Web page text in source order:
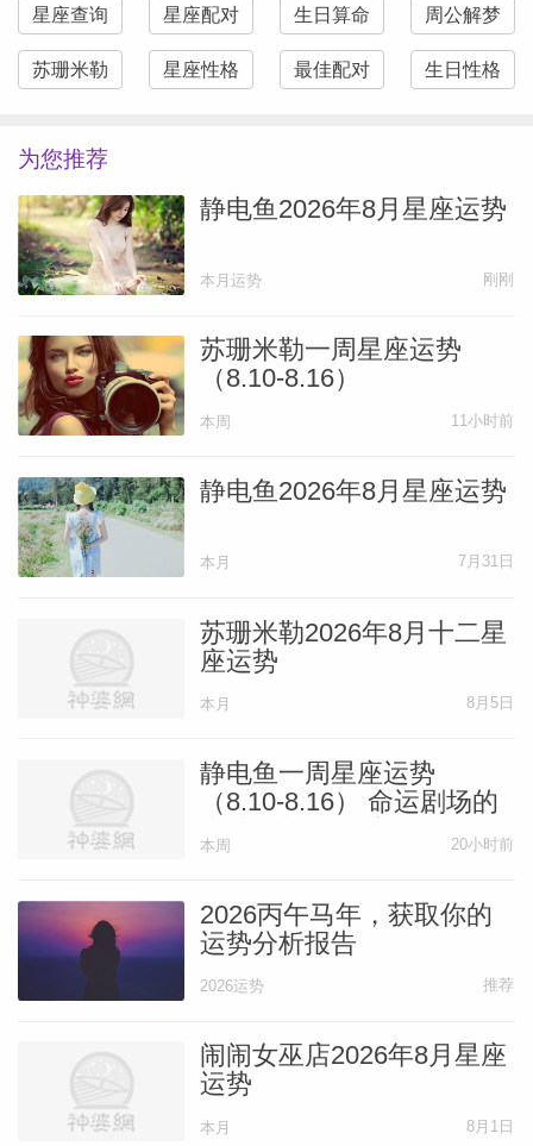
星座查询 星座配对 生日算命 周公解梦
苏珊米勒 星座性格 最佳配对 生日性格
为您推荐
静电鱼2026年8月星座运势
本月运势 刚刚
苏珊米勒一周星座运势
（8.10-8.16）
本周 11小时前
静电鱼2026年8月星座运势
本月 7月31日
苏珊米勒2026年8月十二星
座运势
本月 8月5日
静电鱼一周星座运势
（8.10-8.16） 命运剧场的
大洗牌与舞台重构
本周 20小时前
2026丙午马年，获取你的
运势分析报告
2026运势 推荐
闹闹女巫店2026年8月星座
运势
本月 8月1日